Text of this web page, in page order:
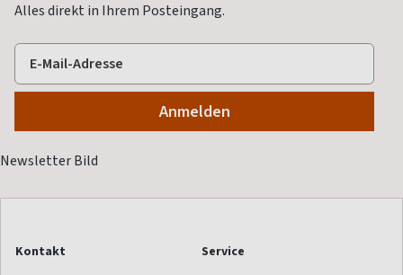
Alles direkt in Ihrem Posteingang.
Kontakt
Service